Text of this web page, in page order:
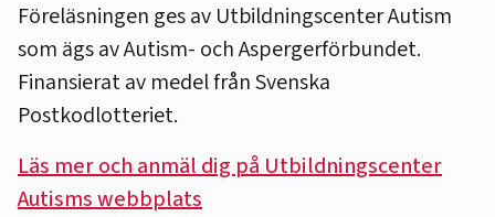
Föreläsningen ges av Utbildningscenter Autism
som ägs av Autism- och Aspergerförbundet.
Finansierat av medel från Svenska
Postkodlotteriet.
Läs mer och anmäl dig på Utbildningscenter
Autisms webbplats